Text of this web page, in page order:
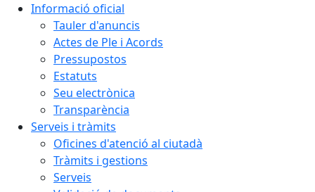
Informació oficial
Tauler d'anuncis
Actes de Ple i Acords
Pressupostos
Estatuts
Seu electrònica
Transparència
Serveis i tràmits
Oficines d'atenció al ciutadà
Tràmits i gestions
Serveis